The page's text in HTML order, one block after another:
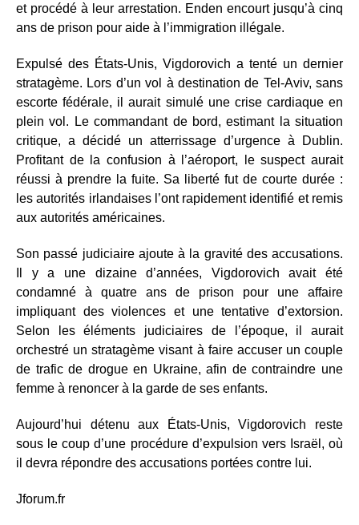
et procédé à leur arrestation. Enden encourt jusqu’à cinq
ans de prison pour aide à l’immigration illégale.
Expulsé des États-Unis, Vigdorovich a tenté un dernier
stratagème. Lors d’un vol à destination de Tel-Aviv, sans
escorte fédérale, il aurait simulé une crise cardiaque en
plein vol. Le commandant de bord, estimant la situation
critique, a décidé un atterrissage d’urgence à Dublin.
Profitant de la confusion à l’aéroport, le suspect aurait
réussi à prendre la fuite. Sa liberté fut de courte durée :
les autorités irlandaises l’ont rapidement identifié et remis
aux autorités américaines.
Son passé judiciaire ajoute à la gravité des accusations.
Il y a une dizaine d’années, Vigdorovich avait été
condamné à quatre ans de prison pour une affaire
impliquant des violences et une tentative d’extorsion.
Selon les éléments judiciaires de l’époque, il aurait
orchestré un stratagème visant à faire accuser un couple
de trafic de drogue en Ukraine, afin de contraindre une
femme à renoncer à la garde de ses enfants.
Aujourd’hui détenu aux États-Unis, Vigdorovich reste
sous le coup d’une procédure d’expulsion vers Israël, où
il devra répondre des accusations portées contre lui.
Jforum.fr